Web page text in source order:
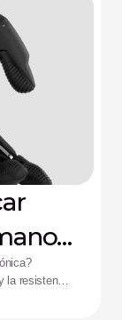
la resistencia